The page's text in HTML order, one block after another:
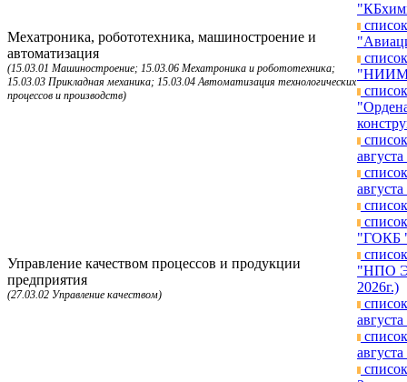
Мехатроника, робототехника, машиностроение и
автоматизация
(15.03.01 Машиностроение; 15.03.06 Мехатроника и робототехника;
15.03.03 Прикладная механика; 15.03.04 Автоматизация технологических
процессов и производств)
Управление качеством процессов и продукции
предприятия
(27.03.02 Управление качеством)
"ГОКБ
"НПО
2026г.)